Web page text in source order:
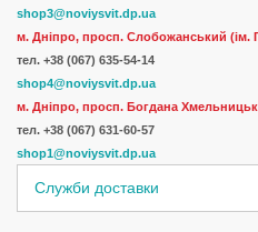
shop3@noviysvit.dp.ua
м. Дніпро, просп. Слобожанський (ім.
тел. +38 (067) 635-54-14
shop4@noviysvit.dp.ua
м. Дніпро, просп. Богдана
тел. +38 (067) 631-60-57
shop1@noviysvit.dp.ua
Служби доставки